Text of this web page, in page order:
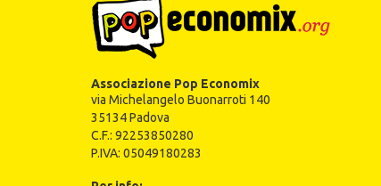
Associazione Pop Economix
via Michelangelo Buonarroti 140
35134 Padova
C.F.: 92253850280
P.IVA: 05049180283